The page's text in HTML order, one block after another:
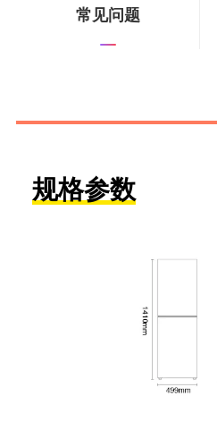
常见问题
规格参数